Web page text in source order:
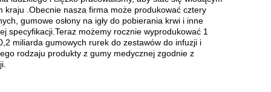
.Obecnie nasza firma może produkować cztery
gumowe osłony na igły do ​​pobierania krwi i inne
specyfikacji.Teraz możemy rocznie wyprodukować 1
miliarda gumowych rurek do zestawów do infuzji i
rodzaju produkty z gumy medycznej zgodnie z